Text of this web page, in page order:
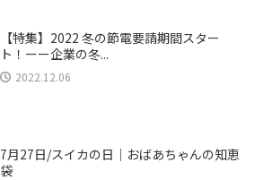
【特集】2022 冬の節電要請期間スター
ト！ーー企業の冬...
2022.12.06
7月27日/スイカの日｜おばあちゃんの知恵
袋